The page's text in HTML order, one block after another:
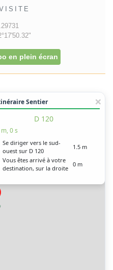
en plein écran
Sentier
D 120
0 s
Se diriger vers le sud-
ouest sur D 120
1.5 m
Vous êtes arrivé à votre
destination, sur la droite
0 m